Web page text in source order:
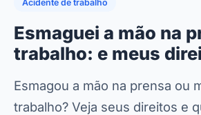
Acidente de trabalho
Esmaguei a mão na
trabalho: e meus
Esmagou a mão na prensa ou
trabalho? Veja seus direitos e